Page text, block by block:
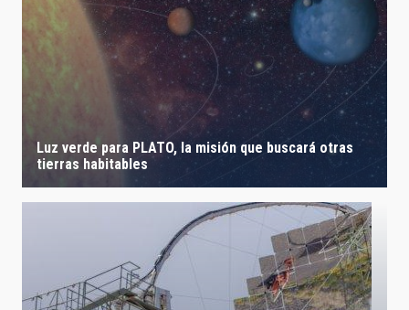
Luz verde para PLATO, la misión que buscará otras
tierras habitables